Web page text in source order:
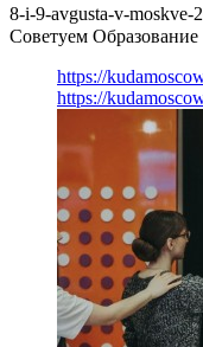
8-i-9-avgusta-v-moskve-
Советуем Образование
https://
https://